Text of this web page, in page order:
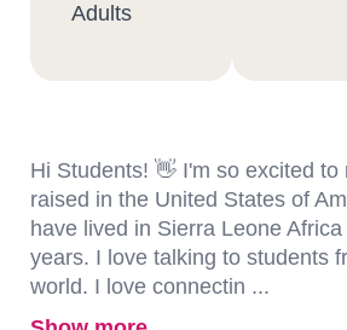
Adults
Hi Students! 👋 I'm so excited to
raised in the United States of
have lived in Sierra Leone
years. I love talking to students
world. I love connectin ...